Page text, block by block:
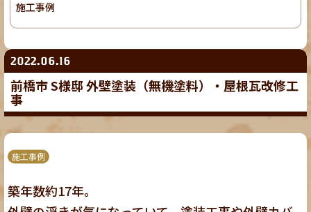
2022.06.16
前橋市 S様邸 外壁塗装（無機塗料）・屋根瓦改修工
事
施工事例
築年数約17年。
施工事例